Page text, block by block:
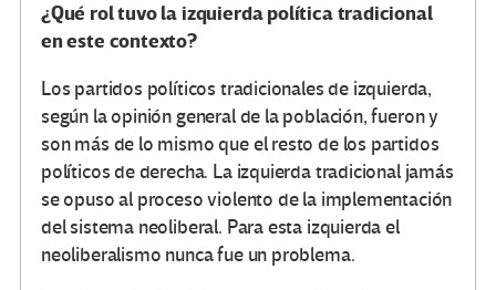
¿Qué rol tuvo la izquierda política tradicional
en este contexto?
Los partidos políticos tradicionales de izquierda,
según la opinión general de la población, fueron y
son más de lo mismo que el resto de los partidos
políticos de derecha. La izquierda tradicional jamás
se opuso al proceso violento de la implementación
del sistema neoliberal. Para esta izquierda el
neoliberalismo nunca fue un problema.